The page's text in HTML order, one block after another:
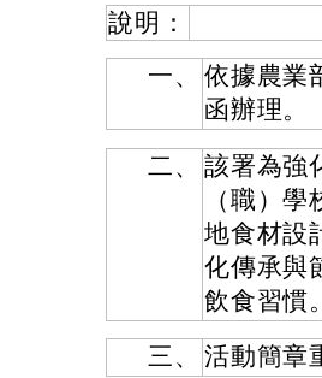
說明：
一、
依據農業
函辦理。
二、
該署為強
（職）
地食材設
化傳承與
飲食習慣。
三、
活動簡章